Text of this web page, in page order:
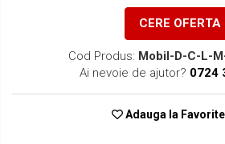
CERE OFERTA
Cod Produs: Mobil-D-C-L-
Ai nevoie de ajutor? 0724
Adauga la Favorite